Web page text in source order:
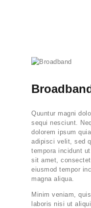
HKC
HKC
ALARM
DUBLIN
Quuntur magni
sequi nesciunt.
dolorem ipsum
adipisci velit, sed
tempora incidunt
sit amet,
eiusmod tempor
magna aliqua.
Minim veniam,
laboris nisi ut